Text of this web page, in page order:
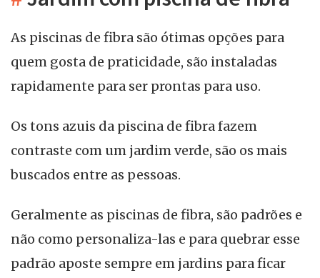
As piscinas de fibra são ótimas opções para
quem gosta de praticidade, são instaladas
rapidamente para ser prontas para uso.
Os tons azuis da piscina de fibra fazem
contraste com um jardim verde, são os mais
buscados entre as pessoas.
Geralmente as piscinas de fibra, são padrões e
não como personaliza-las e para quebrar esse
padrão aposte sempre em jardins para ficar